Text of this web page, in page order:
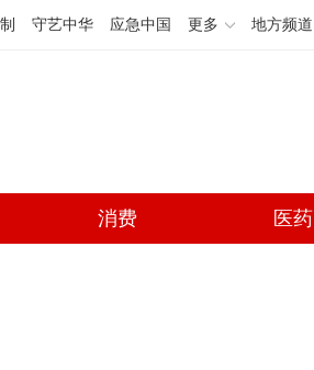
守艺中华 应急中国 更多 地方频道
消费 医药